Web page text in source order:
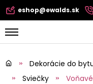
eshop@ewalds.sk
Dekorácie do
Sviečky